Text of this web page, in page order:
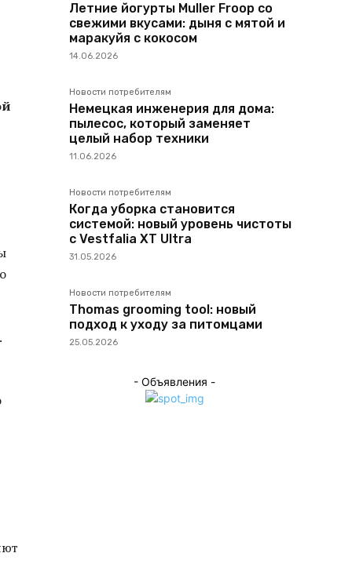
Летние йогурты Muller Froop со
свежими вкусами: дыня с мятой и
маракуйя с кокосом
14.06.2026
Новости потребителям
Немецкая инженерия для дома:
пылесос, который заменяет
целый набор техники
11.06.2026
Новости потребителям
Когда уборка становится
системой: новый уровень чистоты
с Vestfalia XT Ultra
31.05.2026
Новости потребителям
Thomas grooming tool: новый
подход к уходу за питомцами
25.05.2026
- Объявления -